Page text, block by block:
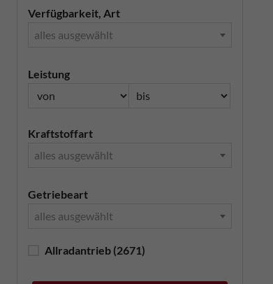
Verfügbarkeit, Art
alles ausgewählt
Leistung
Kraftstoffart
alles ausgewählt
Getriebeart
alles ausgewählt
Allradantrieb (2671)